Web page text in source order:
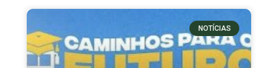
NOTÍCIAS